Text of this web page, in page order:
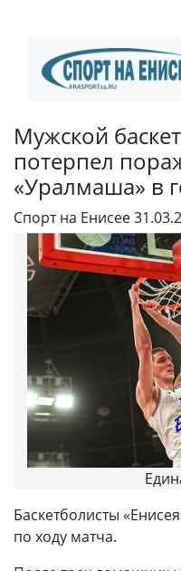
Мужской
потерпел
«Уралмаша» в
Спорт на Енисее
Баскетболисты
по ходу матча.